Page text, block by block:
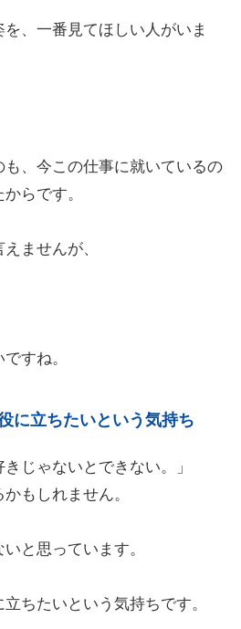
、一番見てほしい人がいま
、今この仕事に就いているの
らです。
ませんが、
すね。
に立ちたいという気持ち
きじゃないとできない。」
もしれません。
と思っています。
ちたいという気持ちです。